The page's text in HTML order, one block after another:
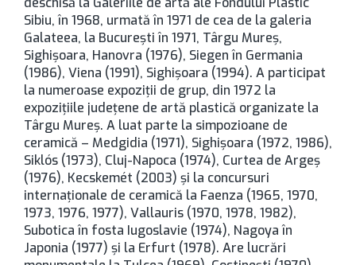
Sibiu, în 1968, urmată în 1971 de cea de la galeria
Galateea, la București în 1971, Târgu Mureș,
Sighișoara, Hanovra (1976), Siegen în Germania
(1986), Viena (1991), Sighișoara (1994). A participat
la numeroase expoziții de grup, din 1972 la
expozițiile județene de artă plastică organizate la
Târgu Mureș. A luat parte la simpozioane de
ceramică – Medgidia (1971), Sighișoara (1972, 1986),
Siklós (1973), Cluj-Napoca (1974), Curtea de Argeș
(1976), Kecskemét (2003) și la concursuri
internaționale de ceramică la Faenza (1965, 1970,
1973, 1976, 1977), Vallauris (1970, 1978, 1982),
Subotica în fosta Iugoslavie (1974), Nagoya în
Japonia (1977) și la Erfurt (1978). Are lucrări